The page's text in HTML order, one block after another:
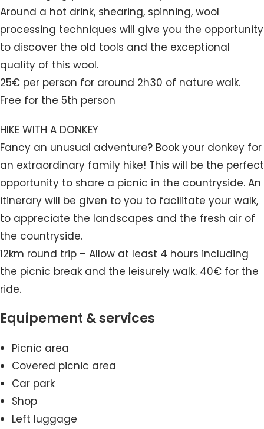
Around a hot drink, shearing, spinning, wool
processing techniques will give you the opportunity
to discover the old tools and the exceptional
quality of this wool.
25€ per person for around 2h30 of nature walk.
Free for the 5th person
HIKE WITH A DONKEY
Fancy an unusual adventure? Book your donkey for
an extraordinary family hike! This will be the perfect
opportunity to share a picnic in the countryside. An
itinerary will be given to you to facilitate your walk,
to appreciate the landscapes and the fresh air of
the countryside.
12km round trip – Allow at least 4 hours including
the picnic break and the leisurely walk. 40€ for the
ride.
Equipement & services
Picnic area
Covered picnic area
Car park
Shop
Left luggage